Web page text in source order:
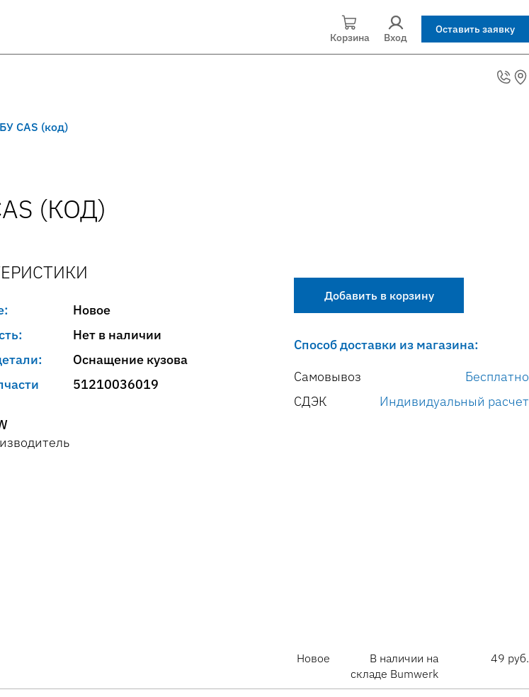
Корзина Вход
Оставить заявку
CAS (код)
(КОД)
Новое
Нет в наличии
Оснащение кузова
51210036019
Добавить в корзину
Способ доставки из магазина:
Самовывоз
Бесплатно
СДЭК
Индивидуальный расчет
Новое
В наличии на
складе Bumwerk
49 руб.